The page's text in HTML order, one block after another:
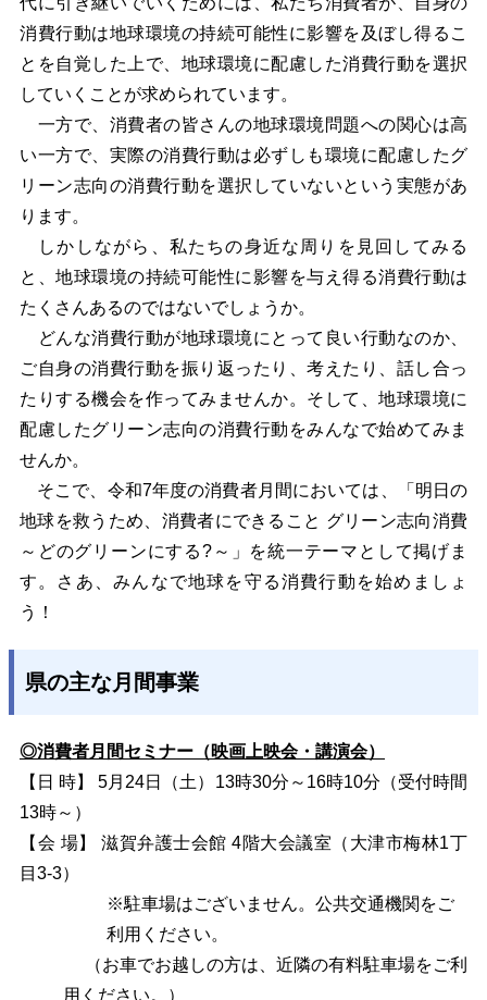
消費行動は地球環境の持続可能性に影響を及ぼし得るこ
とを自覚した上で、地球環境に配慮した消費行動を選択
していくことが求められています。
一方で、消費者の皆さんの地球環境問題への関心は高
い一方で、実際の消費行動は必ずしも環境に配慮したグ
リーン志向の消費行動を選択していないという実態があ
ります。
しかしながら、私たちの身近な周りを見回してみる
と、地球環境の持続可能性に影響を与え得る消費行動は
たくさんあるのではないでしょうか。
どんな消費行動が地球環境にとって良い行動なのか、
ご自身の消費行動を振り返ったり、考えたり、話し合っ
たりする機会を作ってみませんか。そして、地球環境に
配慮したグリーン志向の消費行動をみんなで始めてみま
せんか。
そこで、令和7年度の消費者月間においては、「明日の
地球を救うため、消費者にできること グリーン志向消費
～どのグリーンにする?～」を統一テーマとして掲げま
す。さあ、みんなで地球を守る消費行動を始めましょ
う！
県の主な月間事業
◎消費者月間セミナー（映画上映会・講演会）
【日 時】 5月24日（土）13時30分～16時10分（受付時間
13時～）
【会 場】 滋賀弁護士会館 4階大会議室（大津市梅林1丁
目3-3）
※駐車場はございません。公共交通機関をご
利用ください。
（お車でお越しの方は、近隣の有料駐車場をご利
用ください。）